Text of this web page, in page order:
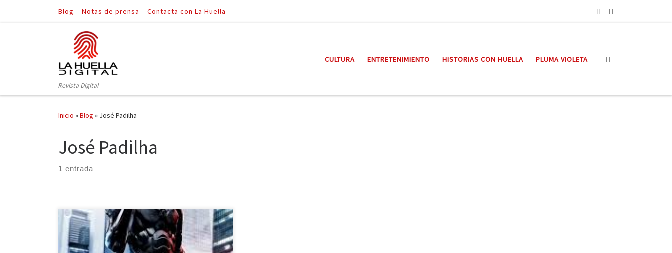
Saltar al contenido
Blog Notas de prensa Contacta con La Huella
Revista Digital
CULTURA ENTRETENIMIENTO HISTORIAS CON HUELLA PLUMA VIOLETA
Inicio »Blog » José Padilha
José Padilha
1 entrada
De la mano del director José Padilha, hoy viernes 14
de Febrero, se estrena en nuestras pantallas la nueva